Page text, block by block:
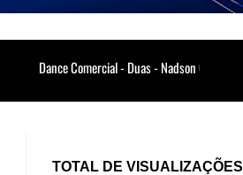
TOTAL DE VISUALIZAÇÕES